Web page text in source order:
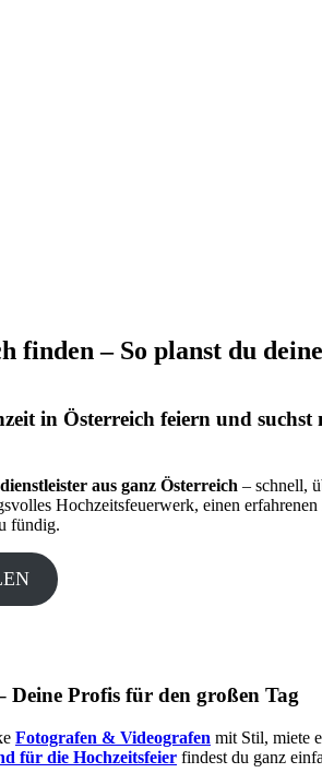
buchen!
finden – So planst du
in Österreich feiern und suchst
aus ganz Österreich – schnell,
Hochzeitsfeuerwerk, einen
fündig.
Deine Profis für den großen Tag
Fotografen & Videografen mit Stil, miete
für die Hochzeitsfeier findest du ganz